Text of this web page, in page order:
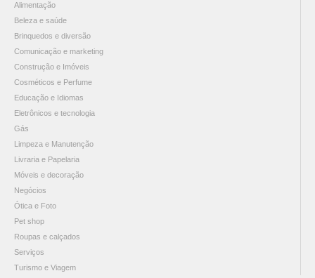
Alimentação
Beleza e saúde
Brinquedos e diversão
Comunicação e marketing
Construção e Imóveis
Cosméticos e Perfume
Educação e Idiomas
Eletrônicos e tecnologia
Gás
Limpeza e Manutenção
Livraria e Papelaria
Móveis e decoração
Negócios
Ótica e Foto
Pet shop
Roupas e calçados
Serviços
Turismo e Viagem